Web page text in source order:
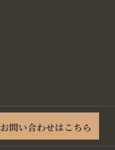
お問い合わせはこちら